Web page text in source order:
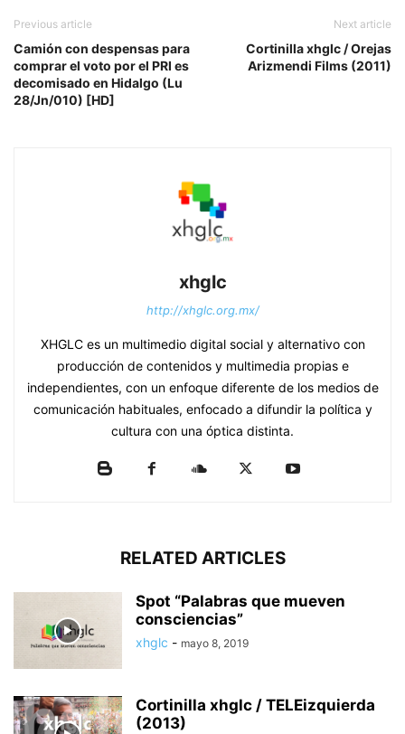
Previous article
Camión con despensas para
comprar el voto por el PRI es
decomisado en Hidalgo (Lu
28/Jn/010) [HD]
Next article
Cortinilla xhglc / Orejas
Arizmendi Films (2011)
xhglc
http://xhglc.org.mx/
XHGLC es un multimedio digital social y alternativo con
producción de contenidos y multimedia propias e
independientes, con un enfoque diferente de los medios de
comunicación habituales, enfocado a difundir la política y
cultura con una óptica distinta.
RELATED ARTICLES
Spot “Palabras que mueven
consciencias”
xhglc - mayo 8, 2019
Cortinilla xhglc / TELEizquierda
(2013)